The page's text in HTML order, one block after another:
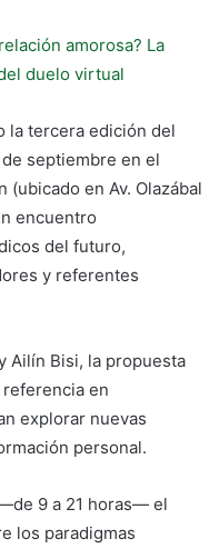
amorosa? La
duelo virtual
la tercera edición del
septiembre en el
(ubicado en Av. Olazábal
encuentro
del futuro,
y referentes
Ailín Bisi, la propuesta
en
explorar nuevas
personal.
9 a 21 horas— el
los paradigmas